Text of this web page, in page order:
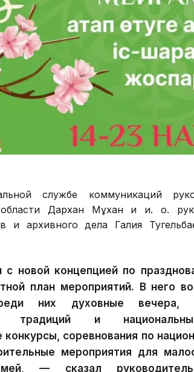
службе коммуникаций
области Дархан Мұхан и и. о.
и архивного дела Галия
новой концепцией по
план мероприятий. В него
них духовные вечера,
традиций и
конкурсы, соревнования по
мероприятия для
— сказал руководитель